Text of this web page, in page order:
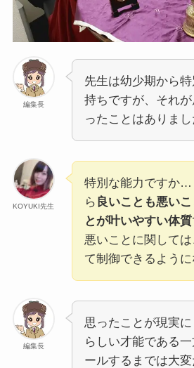
編集長
先生は幼少期から
持ちですが、それ
ったことはありまし
KOYUKI先生
特別な能力ですか…
ら 良いことも悪い
とが叶いやすい体質
悪いことに関して
て制御できるように
編集長
思ったことが現実
らしい才能である
ールするまでは大